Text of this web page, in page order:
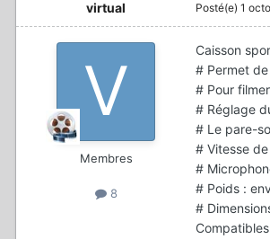
virtual
Membres
8
Posté(e) 1
Caisson
# Permet
# Pour
# Réglage
# Le pare-
# Vitesse
#
# Poids :
#